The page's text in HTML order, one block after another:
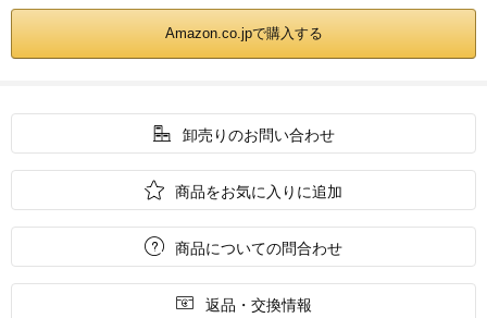
Amazon.co.jpで購入する
 卸売りのお問い合わせ
 商品をお気に入りに追加
 商品についての問合わせ
 返品・交換情報